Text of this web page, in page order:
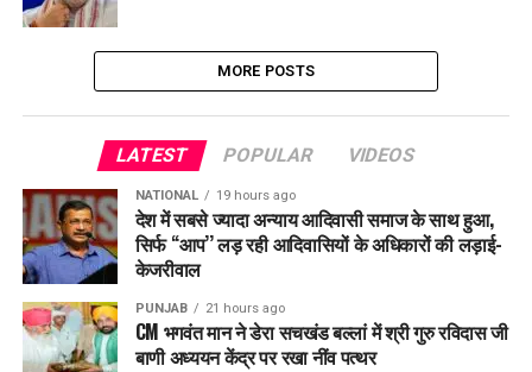
MORE POSTS
LATEST POPULAR VIDEOS
NATIONAL 19 hours ago
देश में सबसे ज्यादा अन्याय आदिवासी समाज के साथ हुआ,
सिर्फ ‘‘आप’’ लड़ रही आदिवासियों के अधिकारों की लड़ाई-
केजरीवाल
PUNJAB 21 hours ago
CM भगवंत मान ने डेरा सचखंड बल्लां में श्री गुरु रविदास जी
बाणी अध्ययन केंद्र पर रखा नींव पत्थर